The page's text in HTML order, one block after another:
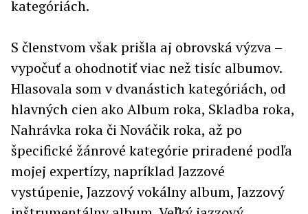
kategóriách.
S členstvom však prišla aj obrovská výzva –
vypočuť a ohodnotiť viac než tisíc albumov.
Hlasovala som v dvanástich kategóriách, od
hlavných cien ako Album roka, Skladba roka,
Nahrávka roka či Nováčik roka, až po
špecifické žánrové kategórie priradené podľa
mojej expertízy, napríklad Jazzové
vystúpenie, Jazzový vokálny album, Jazzový